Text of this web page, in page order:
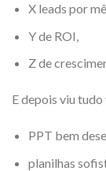
X leads por
Y de ROI,
Z de
E depois viu
PPT bem
planilhas